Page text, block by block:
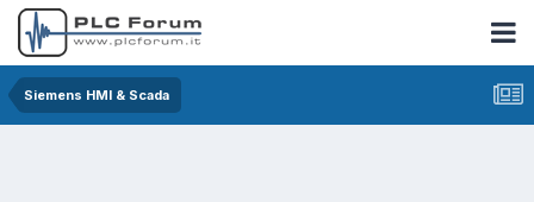
Siemens HMI & Scada